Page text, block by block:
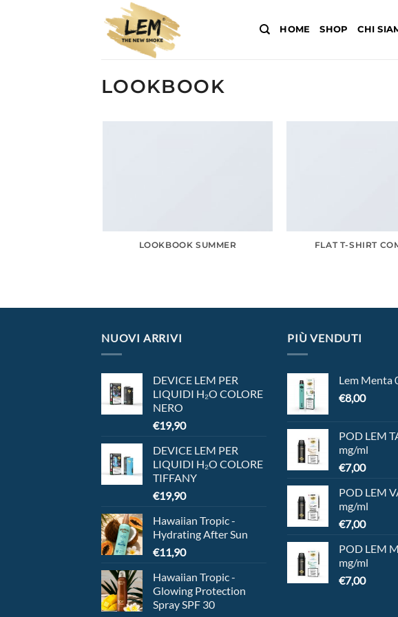
HOME SHOP CHI
LOOKBOOK
LOOKBOOK SUMMER FLAT T-SHIRT
NUOVI ARRIVI
DEVICE LEM PER
LIQUIDI H₂O COLORE
NERO
€19,90
DEVICE LEM PER
LIQUIDI H₂O COLORE
TIFFANY
€19,90
Hawaiian Tropic -
Hydrating After Sun
€11,90
Hawaiian Tropic -
Glowing Protection
Spray SPF 30
PIÙ VENDUTI
Lem Menta
€8,00
POD LEM
mg/ml
€7,00
POD LEM
mg/ml
€7,00
POD LEM
mg/ml
€7,00